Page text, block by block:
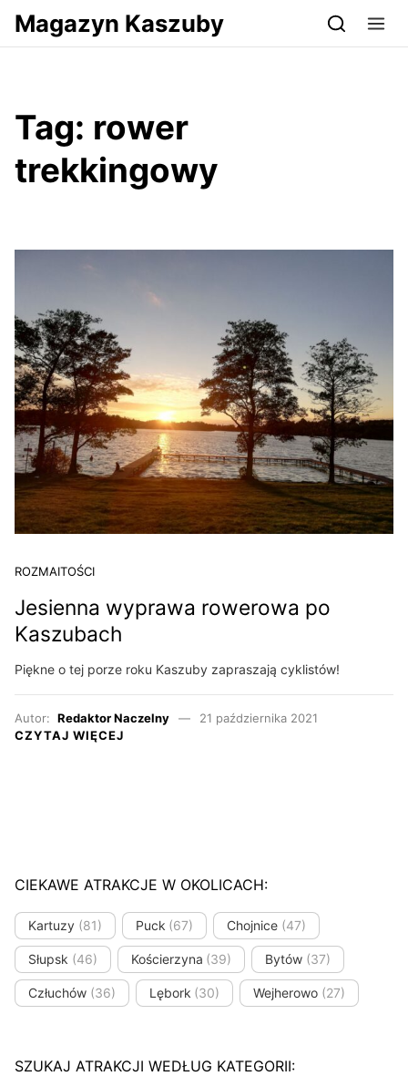
Przejdź do serwisu magazynkaszuby.pl
Magazyn Kaszuby
Tag: rower
trekkingowy
ROZMAITOŚCI
Jesienna wyprawa rowerowa po
Kaszubach
Piękne o tej porze roku Kaszuby zapraszają cyklistów!
Autor: Redaktor Naczelny
21 października 2021
CZYTAJ WIĘCEJ
CIEKAWE ATRAKCJE W OKOLICACH:
Kartuzy (81) Puck (67) Chojnice (47)
Słupsk (46) Kościerzyna (39) Bytów (37)
Człuchów (36) Lębork (30) Wejherowo (27)
SZUKAJ ATRAKCJI WEDŁUG KATEGORII: